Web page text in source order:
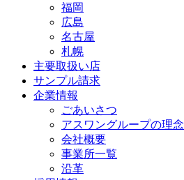
福岡
広島
名古屋
札幌
主要取扱い店
サンプル請求
企業情報
ごあいさつ
アスワングループの理念
会社概要
事業所一覧
沿革